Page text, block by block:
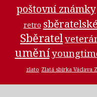
poštovní známky
retro
Sběratel
umění
zlato Zlatá sbírka Václava